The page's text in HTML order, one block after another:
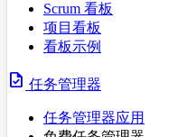
Scrum 看板
项目看板
看板示例
task 任务管理器
任务管理器应用